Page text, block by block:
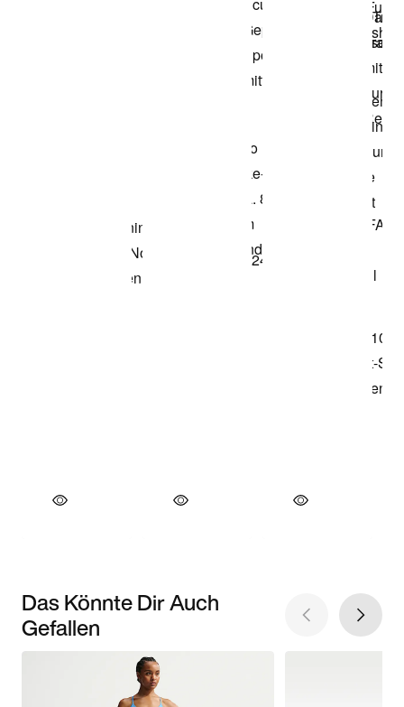
Das Könnte Dir Auch
Gefallen